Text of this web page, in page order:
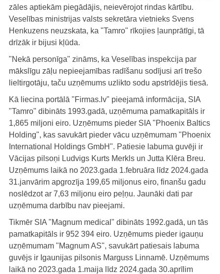
zāles aptiekām piegādājis, neievērojot rindas kārtību.
Veselības ministrijas valsts sekretāra vietnieks Svens
Henkuzens neuzskata, ka "Tamro" rīkojies ļaunprātīgi, tā
drīzāk ir bijusi kļūda.
"Nekā personīga" zināms, ka Veselības inspekcija par
mākslīgu zāļu nepieejamības radīšanu sodījusi arī trešo
lieltirgotāju, taču uzņēmums uzlikto sodu apstrīdējis tiesā.
Kā liecina portālā "Firmas.lv" pieejamā informācija, SIA
"Tamro" dibināts 1993.gadā, uzņēmuma pamatkapitāls ir
1,865 miljoni eiro. Uzņēmums pieder SIA "Phoenix Baltics
Holding", kas savukārt pieder vācu uzņēmumam "Phoenix
International Holdings GmbH". Patiesie labuma guvēji ir
Vācijas pilsoņi Ludvigs Kurts Merkls un Jutta Klēra Breu.
Uzņēmums laikā no 2023.gada 1.februāra līdz 2024.gada
31.janvārim apgrozīja 199,65 miljonus eiro, finanšu gadu
noslēdzot ar 7,63 miljonu eiro peļņu. Jaunāki dati par
uzņēmuma darbību nav pieejami.
Tikmēr SIA "Magnum medical" dibināts 1992.gadā, un tās
pamatkapitāls ir 952 394 eiro. Uzņēmums pieder igauņu
uzņēmumam "Magnum AS", savukārt patiesais labuma
guvējs ir Igaunijas pilsonis Marguss Linnamē. Uzņēmums
laikā no 2023.gada 1.maija līdz 2024.gada 30.aprīlim